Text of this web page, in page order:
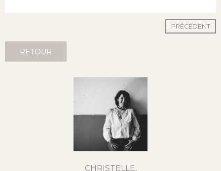
PRÉCÉDENT
RETOUR
CHRISTELLE,